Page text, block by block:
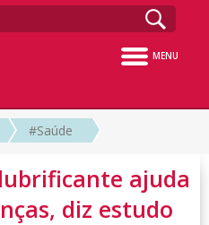
MENU
#Saúde
ajuda
diz estudo